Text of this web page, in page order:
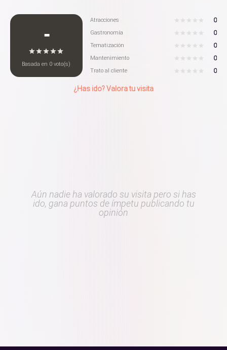
-
Basada en 0 voto(s)
Atracciones 0
Gastronomía 0
Tematización 0
Mantenimiento 0
Trato al cliente 0
¿Has ido? Valora tu visita
Aún nadie ha valorado su visita pero si has
ido, gana puntos de ímpetu publicando tu
opinión